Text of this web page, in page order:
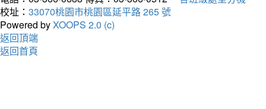
校址： 33070桃園市桃園區延平路 265 號
Powered byXOOPS 2.0 (c)
返回頂端
返回首頁